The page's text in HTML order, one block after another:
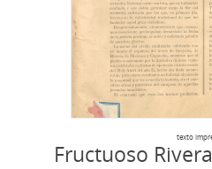
texto
Fructuoso Rivera